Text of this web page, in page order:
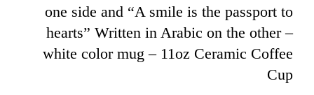
one side and “A smile is the passport to
hearts” Written in Arabic on the other –
white color mug – 11oz Ceramic Coffee
Cup